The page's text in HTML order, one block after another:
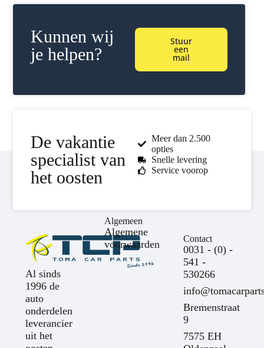
Kunnen wij
je helpen?
Stuur
een
mail
De vakantie
specialist van
het oosten
Meer dan 2.500
opties
Snelle levering
Service voorop
Al sinds
1996 de
auto
onderdelen
leverancier
uit het
Algemeen
Algemene
voorwaarden
Contact
0031 - (0) -
541 -
530266
Bremenstraat
9
7575 EH